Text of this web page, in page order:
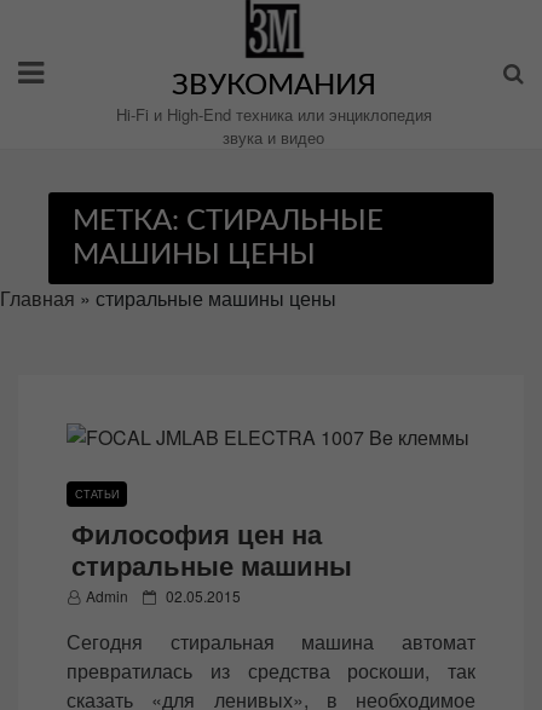
содержимому
ЗВУКОМАНИЯ
Hi-Fi и High-End техника или энциклопедия
звука и видео
МЕТКА: СТИРАЛЬНЫЕ
МАШИНЫ ЦЕНЫ
Главная » стиральные машины цены
СТАТЬИ
Философия цен на
стиральные машины
Admin
P 02.05.2015
Сегодня стиральная машина автомат
превратилась из средства роскоши, так
сказать «для ленивых», в необходимое